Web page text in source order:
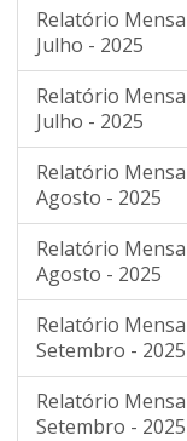
Relatório
Julho - 2025
Relatório
Julho - 2025
Relatório
Agosto - 2025
Relatório
Agosto - 2025
Relatório
Setembro - 2025
Relatório
Setembro - 2025